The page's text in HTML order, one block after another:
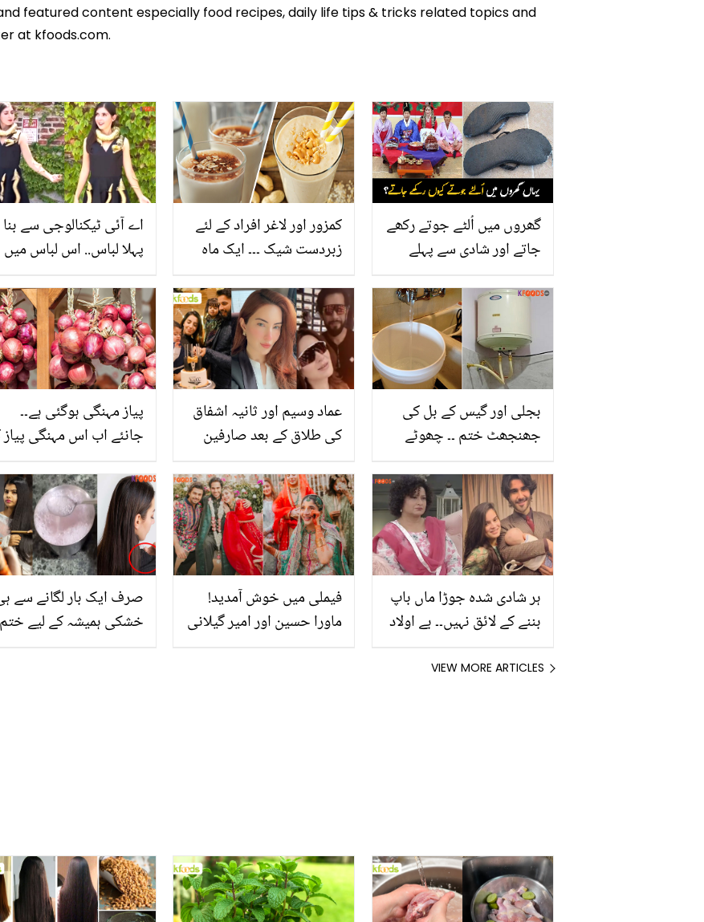
featured content especially food recipes, daily life tips & tricks related topics and
at kfoods.com.
اے آئی ٹیکنالوجی سے بنا
پہلا لباس.. اس لباس میں
کمزور اور لاغر افراد کے لئے
زبردست شیک ۔۔۔ ایک ماہ
گھروں میں اُلٹے جوتے رکھے
جاتے اور شادی سے پہلے
کرتے؟ کوریا سے متعلق کچھ
ایسی باتیں جو ہر کوئی
نہیں جانتا
پیاز مہنگی ہوگئی ہے۔۔
جانئے اب اس مہنگی
دیر تک تازہ رکھنے کے
طریقے
عماد وسیم اور ثانیہ اشفاق
کی طلاق کے بعد صارفین
نائلہ کے جواب نے مزید آگ
بھڑکا دی
بجلی اور گیس کے بل کی
جھنجھٹ ختم ۔۔ چھوٹے
بھی گھر لائیں اور 24
گھنٹے میں کسی بھی وقت
گرم پانی پائیں وہ بھی کم
خرچے میں
صرف ایک بار لگانے سے
خشکی ہمیشہ کے لیے
فیملی میں خوش آمدید!
ماورا حسین اور امیر گیلانی
ہر شادی شدہ جوڑا ماں باپ
بننے کے لائق نہیں۔۔ بے اولاد
منطق! کیا کچھ کہہ دیا؟
VIEW MORE ARTICLES